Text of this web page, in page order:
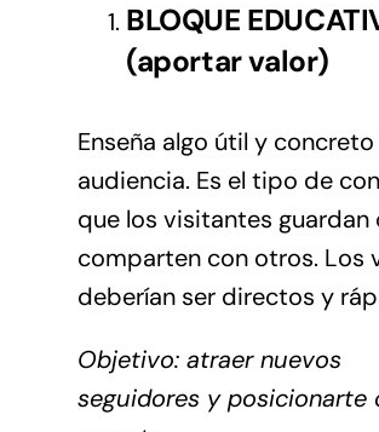
BLOQUE
(aportar valor)
Enseña algo útil y concreto
audiencia. Es el tipo de
que los visitantes guardan
comparten con otros. Los
deberían ser directos y
Objetivo: atraer nuevos
seguidores y posicionarte